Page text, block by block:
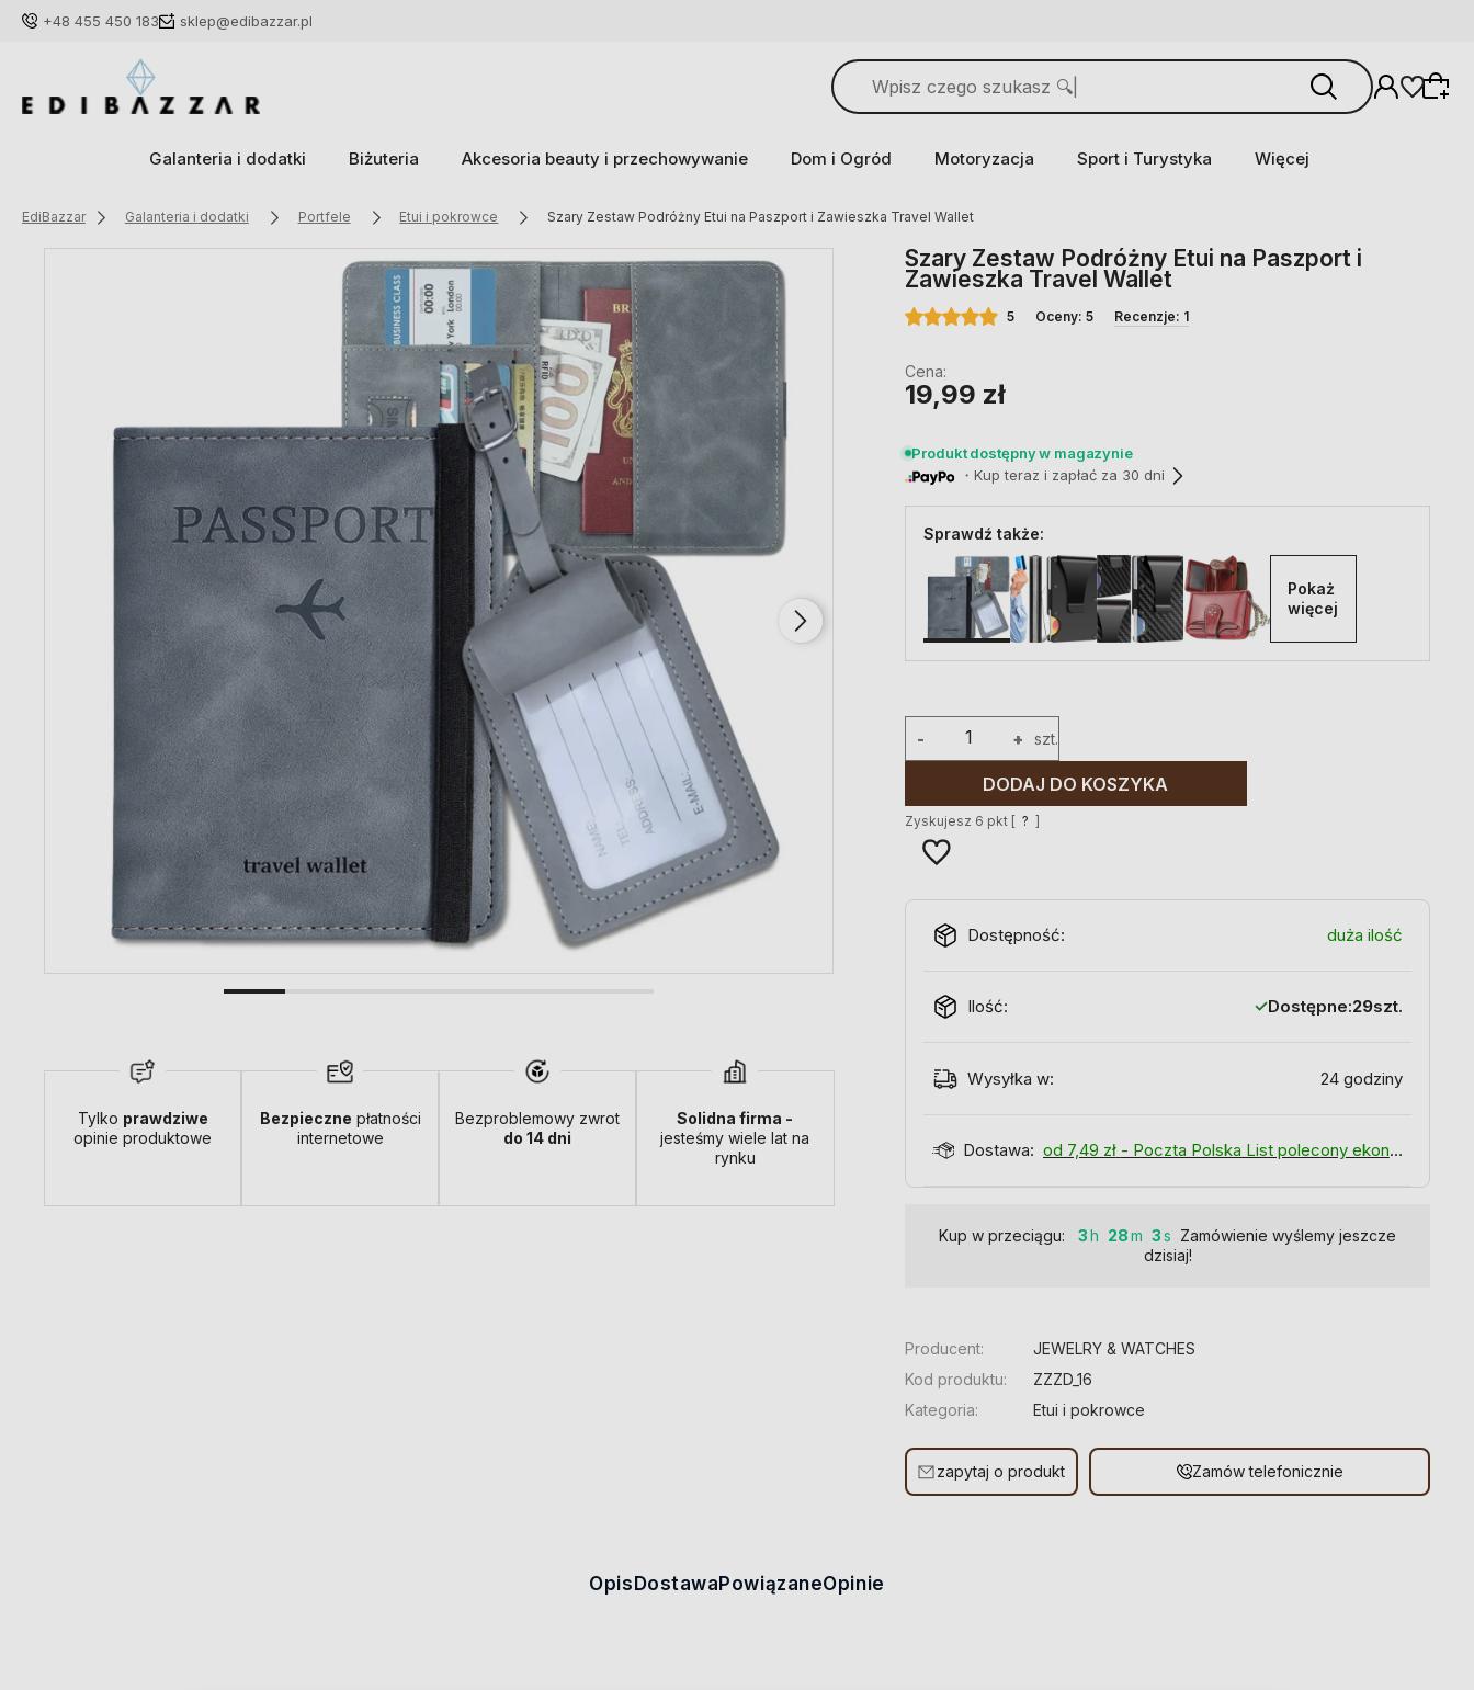
+48 455 450 183 sklep@edibazzar.pl
Galanteria i dodatki Biżuteria Akcesoria beauty i przechowywanie Dom i Ogród Motoryzacja Sport i Turystyka Więcej
EdiBazzar Galanteria i dodatki Portfele Etui i pokrowce Szary Zestaw Podróżny Etui na Paszport i Zawieszka Travel Wallet
Tylko prawdziwe
opinie produktowe
Bezpieczne płatności
internetowe
Bezproblemowy zwrot
do 14 dni
Solidna firma -
jesteśmy wiele lat na
rynku
Szary Zestaw Podróżny Etui na Paszport i
Zawieszka Travel Wallet
5 Oceny: 5 Recenzje: 1
Cena:
19,99 zł
Produkt dostępny w magazynie
・Kup teraz i zapłać za 30 dni
Sprawdź także:
Pokaż
więcej
+
- szt.
DODAJ DO KOSZYKA
Zyskujesz 6 pkt [ ? ]
Dostępność: duża ilość
Ilość: Dostępne:29szt.
Wysyłka w: 24 godziny
Dostawa: od 7,49 zł - Poczta Polska List polecony ekonomiczny
Kup w przeciągu: 3 28 2
Zamówienie wyślemy jeszcze
dzisiaj!
Producent:
JEWELRY & WATCHES
Kod produktu:
ZZZD_16
Kategoria:
Etui i pokrowce
zapytaj o produkt Zamów telefonicznie
Opis Dostawa PowiązaneOpinie